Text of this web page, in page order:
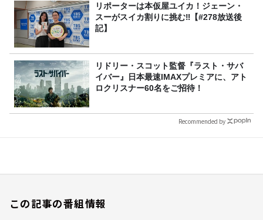
リポーターは本仮屋ユイカ！ジェーン・
スーがスイカ割りに挑む‼【#278放送後
記】
リドリー・スコット監督『ラスト・サバ
イバー』日本最速IMAXプレミアに、アト
ロクリスナー60名をご招待！
Recommended by
この記事の番組情報